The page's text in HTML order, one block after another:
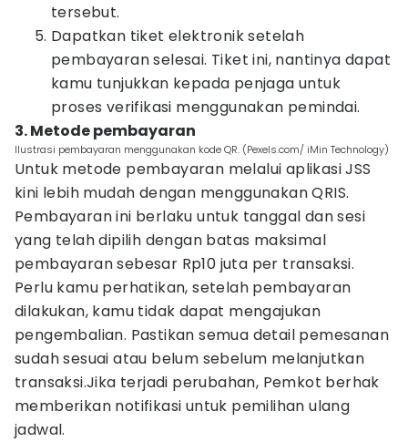
tersebut.
Dapatkan tiket elektronik setelah
pembayaran selesai. Tiket ini, nantinya dapat
kamu tunjukkan kepada penjaga untuk
proses verifikasi menggunakan pemindai.
3. Metode pembayaran
Ilustrasi pembayaran menggunakan kode QR. (Pexels.com/ iMin Technology)
Untuk metode pembayaran melalui aplikasi JSS
kini lebih mudah dengan menggunakan QRIS.
Pembayaran ini berlaku untuk tanggal dan sesi
yang telah dipilih dengan batas maksimal
pembayaran sebesar Rp10 juta per transaksi.
Perlu kamu perhatikan, setelah pembayaran
dilakukan, kamu tidak dapat mengajukan
pengembalian. Pastikan semua detail pemesanan
sudah sesuai atau belum sebelum melanjutkan
transaksi.Jika terjadi perubahan, Pemkot berhak
memberikan notifikasi untuk pemilihan ulang
jadwal.